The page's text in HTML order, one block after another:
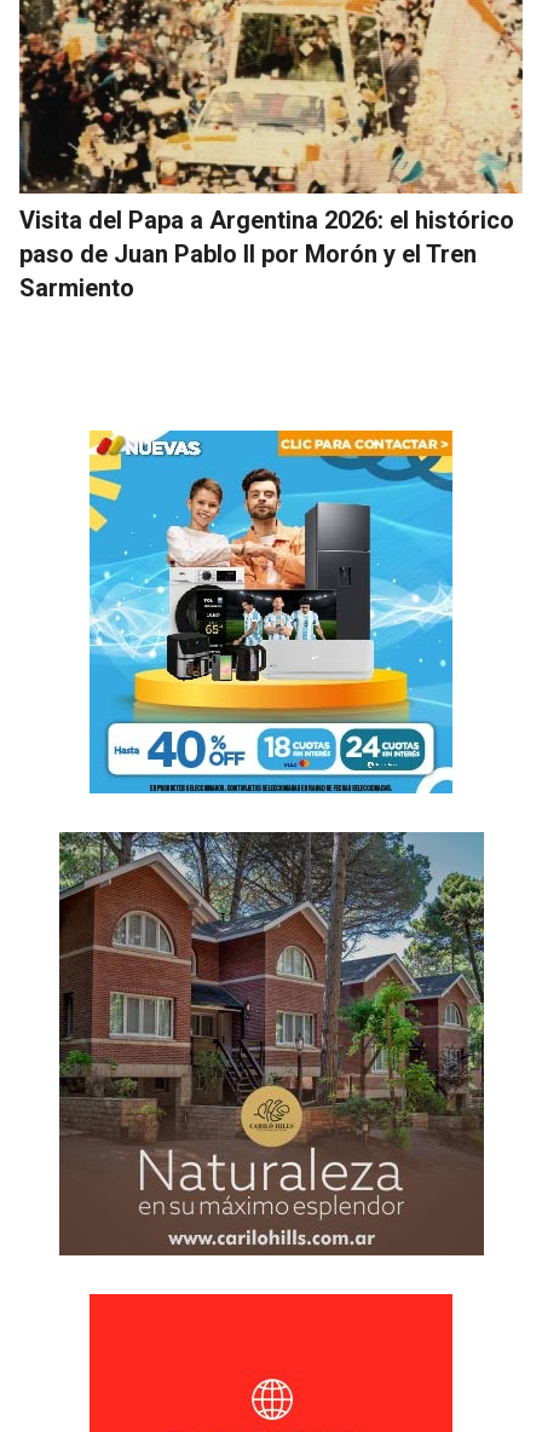
Visita del Papa a Argentina 2026: el histórico
paso de Juan Pablo II por Morón y el Tren
Sarmiento